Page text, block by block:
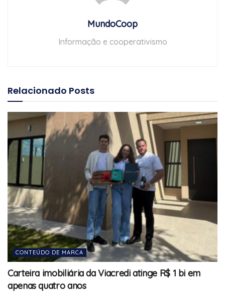
MundoCoop
Informação e cooperativismo
Relacionado Posts
CONTEÚDO DE MARCA
Carteira imobiliária da Viacredi atinge R$ 1 bi em
apenas quatro anos